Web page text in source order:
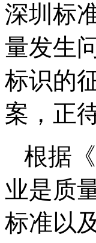
深圳标
量发生
标识的
案，正
根据
业是质
标准以